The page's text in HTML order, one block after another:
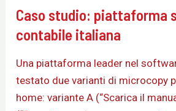
Caso studio: piattaforma
contabile italiana
Una piattaforma leader nel
testato due varianti di microcopy
home: variante A (“Scarica il